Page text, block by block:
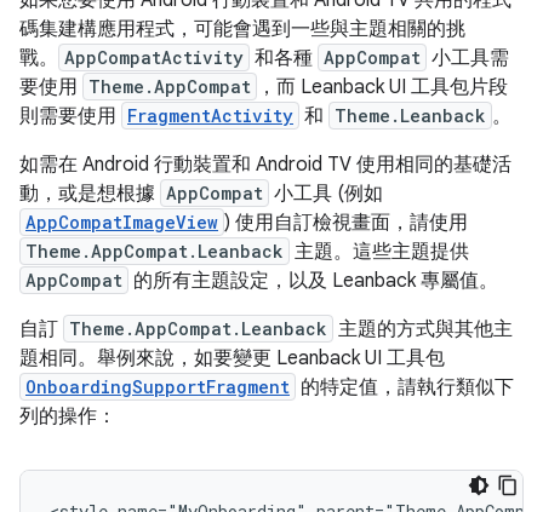
碼集建構應用程式，可能會遇到一些與主題相關的挑
戰。
AppCompatActivity 和各種 AppCompat 小工具需
要使用 Theme.AppCompat
，而 Leanback UI 工具包片段
則需要使用 FragmentActivity 和 Theme.Leanback 。
如需在 Android 行動裝置和 Android TV 使用相同的基礎活
動，或是想根據 AppCompat 小工具 (例如
AppCompatImageView ) 使用自訂檢視畫面，請使用
Theme.AppCompat.Leanback 主題。這些主題提供
AppCompat 的所有主題設定，以及 Leanback 專屬值。
自訂 Theme.AppCompat.Leanback 主題的方式與其他主
題相同。舉例來說，如要變更 Leanback UI 工具包
OnboardingSupportFragment 的特定值，請執行類似下
列的操作：